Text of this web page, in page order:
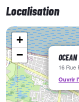
Envie d'un forfait de
Disponible en
N'hésitez pas à
ensemble votre
Localisation
OCEAN
16 Rue
Ouvrir
+
−